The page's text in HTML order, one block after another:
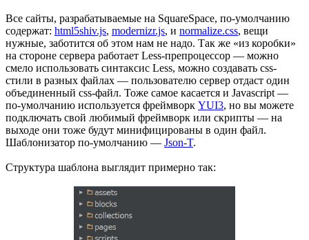
Все сайты, разрабатываемые на SquareSpace, по-умолчанию
содержат: html5shiv.js, modernizr.js, и normalize.css, вещи
нужные, заботится об этом нам не надо. Так же «из коробки»
на стороне сервера работает Less-препроцессор — можно
смело использовать синтаксис Less, можно создавать css-
стили в разных файлах — пользователю сервер отдаст один
объединенный css-файл. Тоже самое касается и Javascript —
по-умолчанию используется фреймворк YUI3, но вы можете
подключать свой любимый фреймворк или скрипты — на
выходе они тоже будут минифицированы в один файл.
Шаблонизатор по-умолчанию — Json-T.
Структура шаблона выглядит примерно так: